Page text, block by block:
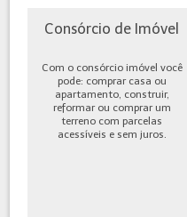
Consórcio de Imóvel
Com o consórcio imóvel você
pode: comprar casa ou
apartamento, construir,
reformar ou comprar um
terreno com parcelas
acessíveis e sem juros.